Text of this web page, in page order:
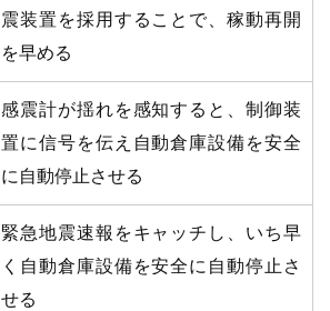
震装置を採用することで、稼動再開
を早める
感震計が揺れを感知すると、制御装
置に信号を伝え自動倉庫設備を安全
に自動停止させる
緊急地震速報をキャッチし、いち早
く自動倉庫設備を安全に自動停止さ
せる